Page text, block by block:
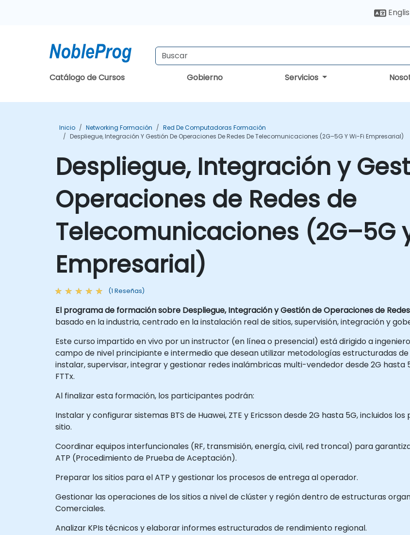
Catálogo de Cursos Gobierno Servicios
Inicio Networking Formación
Red De Computadoras Formación
Despliegue, Integración Y Gestión De Operaciones De Redes De Telecomunicaciones (2G–5G Y Wi-Fi Empresarial)
Despliegue, Integración y
Operaciones de Redes de
Telecomunicaciones (2G–5G
Empresarial)
(1 Reseñas)
El programa de formación sobre Despliegue, Integración y Gestión de Operaciones de
basado en la industria, centrado en la instalación real de sitios, supervisión, integración y
Este curso impartido en vivo por un instructor (en línea o presencial) está dirigido a
campo de nivel principiante e intermedio que desean utilizar metodologías estructuradas
instalar, supervisar, integrar y gestionar redes inalámbricas multi-vendedor desde 2G
FTTx.
Al finalizar esta formación, los participantes podrán:
Instalar y configurar sistemas BTS de Huawei, ZTE y Ericsson desde 2G hasta 5G, incluidos
sitio.
Coordinar equipos interfuncionales (RF, transmisión, energía, civil, red troncal) para
ATP (Procedimiento de Prueba de Aceptación).
Preparar los sitios para el ATP y gestionar los procesos de entrega al operador.
Gestionar las operaciones de los sitios a nivel de clúster y región dentro de estructuras
Comerciales.
Analizar KPIs técnicos y elaborar informes estructurados de rendimiento regional.